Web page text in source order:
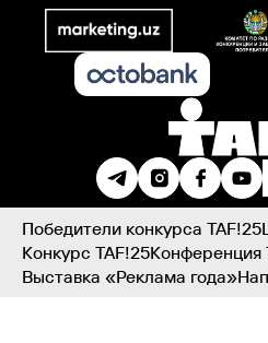
Победители конкурса TAF!25
Конкурс TAF!25Конференция
Выставка «Реклама года»